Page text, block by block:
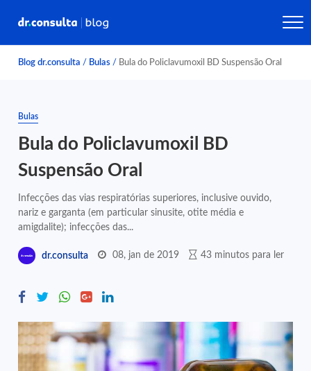
Blog dr.consulta / Bulas / Bula do Policlavumoxil BD Suspensão Oral
Bulas
Bula do Policlavumoxil BD
Suspensão Oral
Infecções das vias respiratórias superiores, inclusive ouvido,
nariz e garganta (em particular sinusite, otite média e
amigdalite); infecções das...
dr.consulta 08, jan de 2019 43 minutos para ler